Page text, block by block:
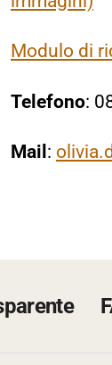
Modulo di
Telefono:
Mail :